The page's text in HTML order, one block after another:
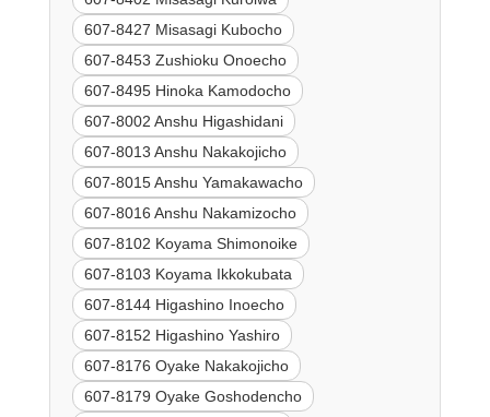
607-8427 Misasagi Kubocho
607-8453 Zushioku Onoecho
607-8495 Hinoka Kamodocho
607-8002 Anshu Higashidani
607-8013 Anshu Nakakojicho
607-8015 Anshu Yamakawacho
607-8016 Anshu Nakamizocho
607-8102 Koyama Shimonoike
607-8103 Koyama Ikkokubata
607-8144 Higashino Inoecho
607-8152 Higashino Yashiro
607-8176 Oyake Nakakojicho
607-8179 Oyake Goshodencho